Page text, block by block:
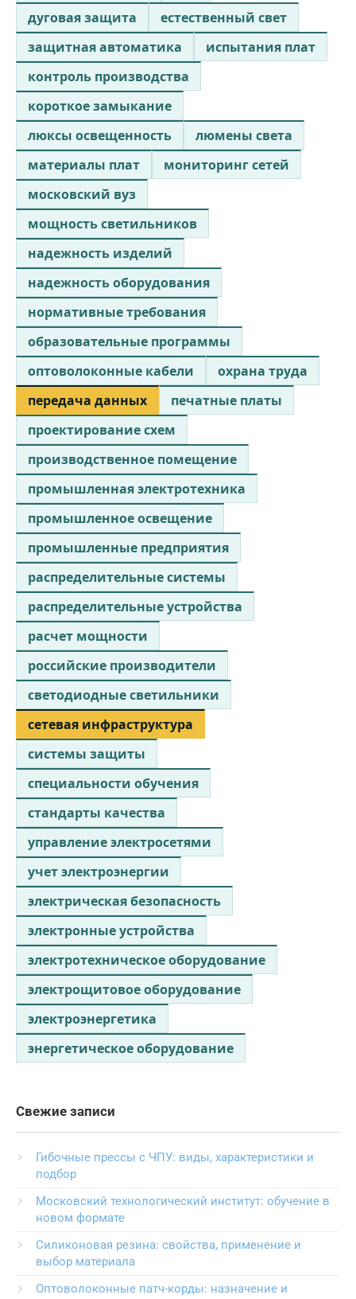
дуговая защита
естественный свет
защитная автоматика
испытания плат
контроль производства
короткое замыкание
люксы освещенность
люмены света
материалы плат
мониторинг сетей
московский вуз
мощность светильников
надежность изделий
надежность оборудования
нормативные требования
образовательные программы
оптоволоконные кабели
охрана труда
передача данных
печатные платы
проектирование схем
производственное помещение
промышленная электротехника
промышленное освещение
промышленные предприятия
распределительные системы
распределительные устройства
расчет мощности
российские производители
светодиодные светильники
сетевая инфраструктура
системы защиты
специальности обучения
стандарты качества
управление электросетями
учет электроэнергии
электрическая безопасность
электронные устройства
электротехническое оборудование
электрощитовое оборудование
электроэнергетика
энергетическое оборудование
Свежие записи
Гибочные прессы с ЧПУ: виды, характеристики и
подбор
Московский технологический институт: обучение в
новом формате
Силиконовая резина: свойства, применение и
выбор материала
Оптоволоконные патч-корды: назначение и